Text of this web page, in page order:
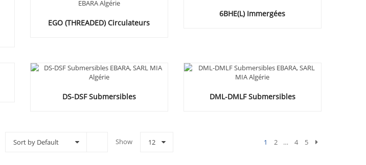
EGO (THREADED) Circulateurs
6BHE(L) Immergées
DS-DSF Submersibles
DML-DMLF Submersibles
Sort by Default Show 12 1 2 … 4 5